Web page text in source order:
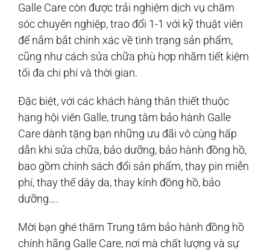
Galle Care còn được trải nghiệm dịch vụ chăm
sóc chuyên nghiệp, trao đổi 1-1 với kỹ thuật viên
để nắm bắt chính xác về tình trạng sản phẩm,
cũng như cách sửa chữa phù hợp nhằm tiết kiệm
tối đa chi phí và thời gian.
Đặc biệt, với các khách hàng thân thiết thuộc
hạng hội viên Galle, trung tâm bảo hành Galle
Care dành tặng bạn những ưu đãi vô cùng hấp
dẫn khi sửa chữa, bảo dưỡng, bảo hành đồng hồ,
bao gồm chính sách đổi sản phẩm, thay pin miễn
phí, thay thế dây da, thay kính đồng hồ, bảo
dưỡng….
Mời bạn ghé thăm Trung tâm bảo hành đồng hồ
chính hãng Galle Care, nơi mà chất lượng và sự